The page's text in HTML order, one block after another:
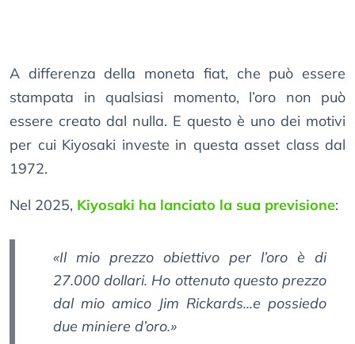
A differenza della moneta fiat, che può essere
stampata in qualsiasi momento, l’oro non può
essere creato dal nulla. E questo è uno dei motivi
per cui Kiyosaki investe in questa asset class dal
1972.
Nel 2025, Kiyosaki ha lanciato la sua previsione:
«Il mio prezzo obiettivo per l’oro è di
27.000 dollari. Ho ottenuto questo prezzo
dal mio amico Jim Rickards...e possiedo
due miniere d’oro.»